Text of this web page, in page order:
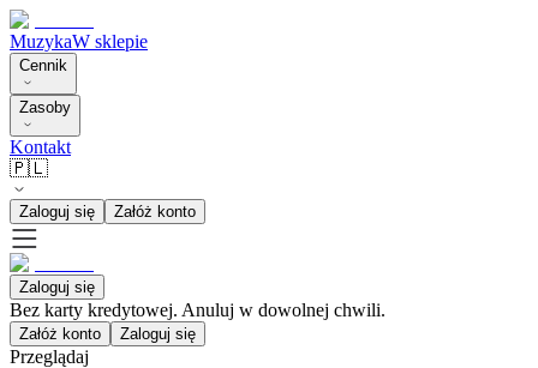
MuzykaW sklepie
Cennik
Zasoby
Kontakt
🇵🇱
Zaloguj się Załóż konto
Zaloguj się
Bez karty kredytowej. Anuluj w dowolnej chwili.
Załóż konto Zaloguj się
Przeglądaj